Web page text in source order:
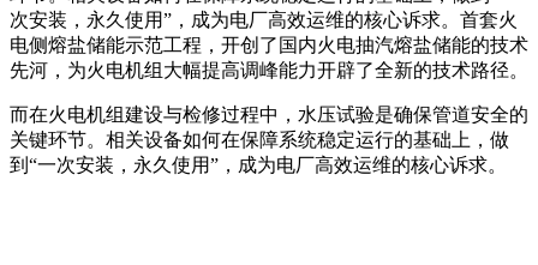
次安装，永久使用”，成为电厂高效运维的核心诉求。首套火
电侧熔盐储能示范工程，开创了国内火电抽汽熔盐储能的技术
先河，为火电机组大幅提高调峰能力开辟了全新的技术路径。
而在火电机组建设与检修过程中，水压试验是确保管道安全的
关键环节。相关设备如何在保障系统稳定运行的基础上，做
到“一次安装，永久使用”，成为电厂高效运维的核心诉求。